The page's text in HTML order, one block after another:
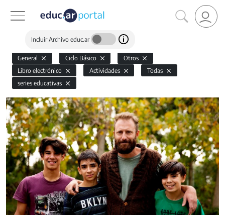
Incluir Archivo educ.ar
General Ciclo Básico
Otros
Libro electrónico
Actividades
Todas
series educativas